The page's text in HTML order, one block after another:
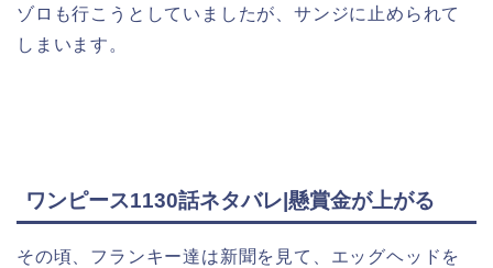
ゾロも行こうとしていましたが、サンジに止められて
しまいます。
ワンピース1130話ネタバレ|懸賞金が上がる
その頃、フランキー達は新聞を見て、エッグヘッドを